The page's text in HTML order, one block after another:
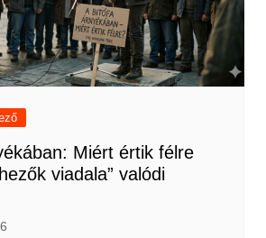
Miért értik félre
viadala” valódi